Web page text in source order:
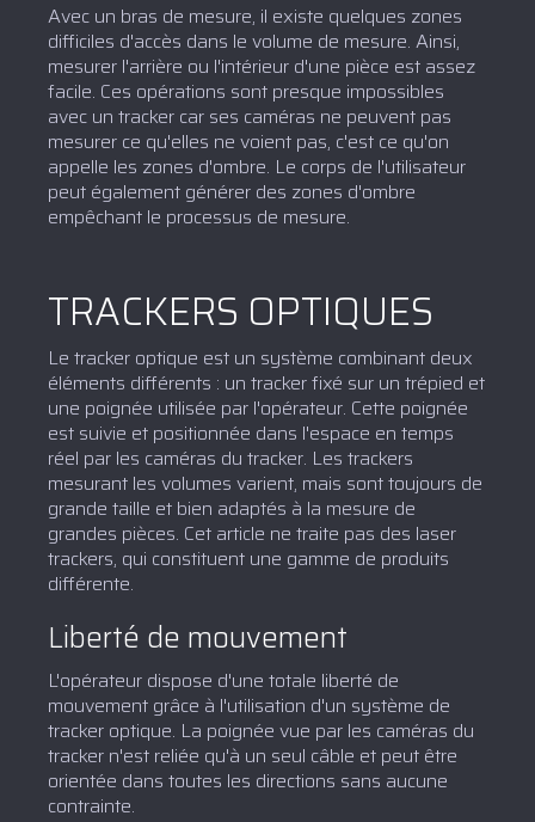
Avec un bras de mesure, il existe quelques zones
difficiles d'accès dans le volume de mesure. Ainsi,
mesurer l'arrière ou l'intérieur d'une pièce est assez
facile. Ces opérations sont presque impossibles
avec un tracker car ses caméras ne peuvent pas
mesurer ce qu'elles ne voient pas, c'est ce qu'on
appelle les zones d'ombre. Le corps de l'utilisateur
peut également générer des zones d'ombre
empêchant le processus de mesure.
TRACKERS OPTIQUES
Le tracker optique est un système combinant deux
éléments différents : un tracker fixé sur un trépied et
une poignée utilisée par l'opérateur. Cette poignée
est suivie et positionnée dans l'espace en temps
réel par les caméras du tracker. Les trackers
mesurant les volumes varient, mais sont toujours de
grande taille et bien adaptés à la mesure de
grandes pièces. Cet article ne traite pas des laser
trackers, qui constituent une gamme de produits
différente.
Liberté de mouvement
L'opérateur dispose d'une totale liberté de
mouvement grâce à l'utilisation d'un système de
tracker optique. La poignée vue par les caméras du
tracker n'est reliée qu'à un seul câble et peut être
orientée dans toutes les directions sans aucune
contrainte.